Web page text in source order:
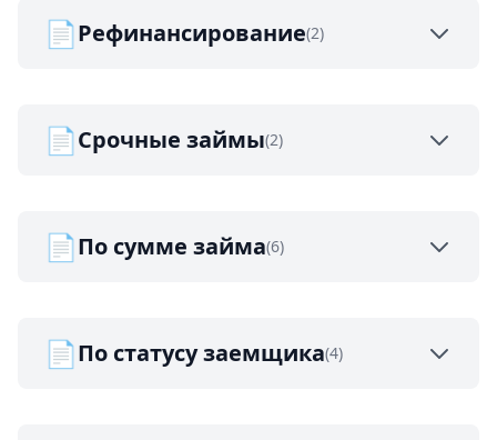
📄Рефинансирование(2)
📄Срочные займы(2)
📄По сумме займа(6)
📄По статусу заемщика(4)